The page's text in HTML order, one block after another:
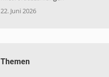
22. Juni 2026
Themen